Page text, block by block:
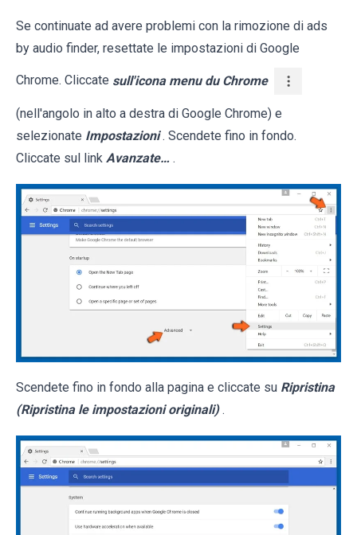
Se continuate ad avere problemi con la rimozione di ads
by audio finder, resettate le impostazioni di Google
Chrome. Cliccate sull'icona menu du Chrome
(nell'angolo in alto a destra di Google Chrome) e
selezionate Impostazioni . Scendete fino in fondo.
Cliccate sul link Avanzate… .
Scendete fino in fondo alla pagina e cliccate su Ripristina
(Ripristina le impostazioni originali) .